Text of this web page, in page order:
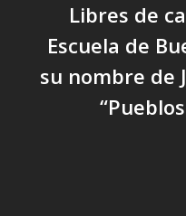
Libres de
Escuela de
su nombre de